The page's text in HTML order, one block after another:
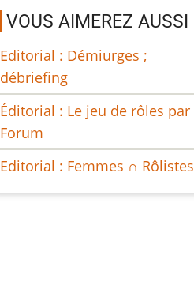
VOUS AIMEREZ AUSSI
Editorial : Démiurges ;
débriefing
Éditorial : Le jeu de rôles par
Forum
Editorial : Femmes ∩ Rôlistes